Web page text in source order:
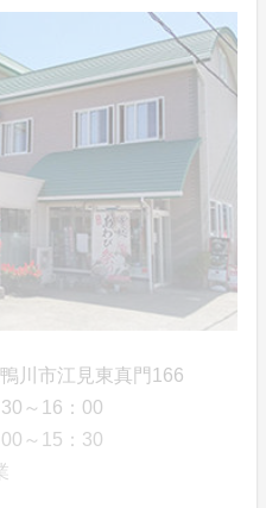
川市江見東真門166
～16：00
15：30